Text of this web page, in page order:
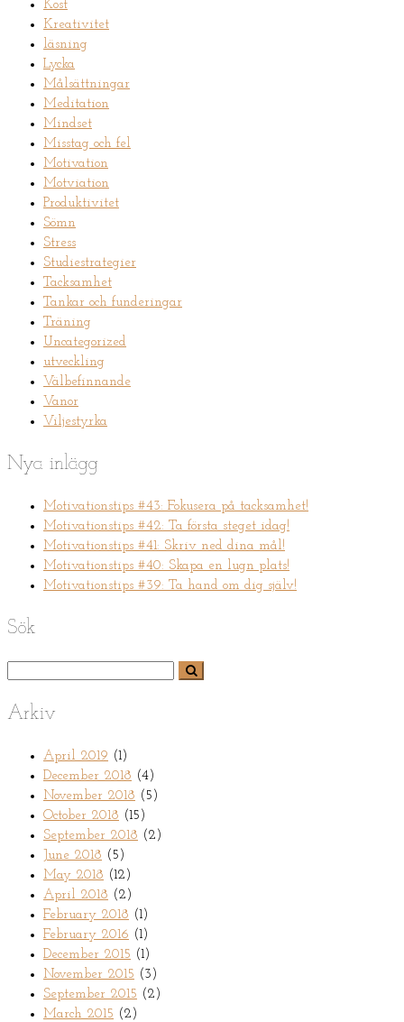
Kost
Kreativitet
läsning
Lycka
Målsättningar
Meditation
Mindset
Misstag och fel
Motivation
Motviation
Produktivitet
Sömn
Stress
Studiestrategier
Tacksamhet
Tankar och funderingar
Träning
Uncategorized
utveckling
Välbefinnande
Vanor
Viljestyrka
Nya inlägg
Motivationstips #43: Fokusera på tacksamhet!
Motivationstips #42: Ta första steget idag!
Motivationstips #41: Skriv ned dina mål!
Motivationstips #40: Skapa en lugn plats!
Motivationstips #39: Ta hand om dig själv!
Sök
Arkiv
April 2019 (1)
December 2018 (4)
November 2018 (5)
October 2018 (15)
September 2018 (2)
June 2018 (5)
May 2018 (12)
April 2018 (2)
February 2018 (1)
February 2016 (1)
December 2015 (1)
November 2015 (3)
September 2015 (2)
March 2015 (2)